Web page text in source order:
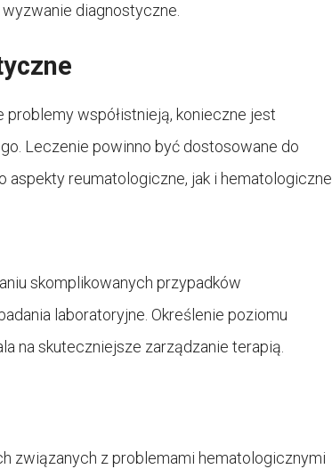
diagnostyczne.
współistnieją, konieczne jest
Leczenie powinno być dostosowane do
reumatologiczne, jak i hematologiczne.
skomplikowanych przypadków
laboratoryjne. Określenie poziomu
na skuteczniejsze zarządzanie terapią.
związanych z problemami hematologicznymi